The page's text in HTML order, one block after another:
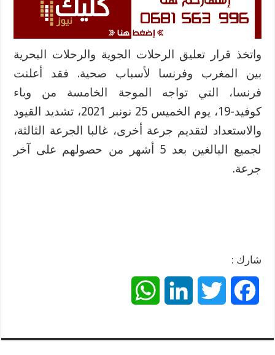
واتخذ قرار تعليق الرحلات الجوية والرحلات البحرية
بين المغرب وفرنسا لأسباب صحية. فقد أعلنت
فرنسا، التي تواجه الموجة الخامسة من وباء
كوفيد-19، يوم الخميس 25 نونبر 2021، تشديد القيود
والاستعداد لتقديم جرعة أخرى، غالبا الجرعة الثالثة،
لجميع البالغين بعد 5 أشهر من حصولهم على آخر
جرعة.
شارك :